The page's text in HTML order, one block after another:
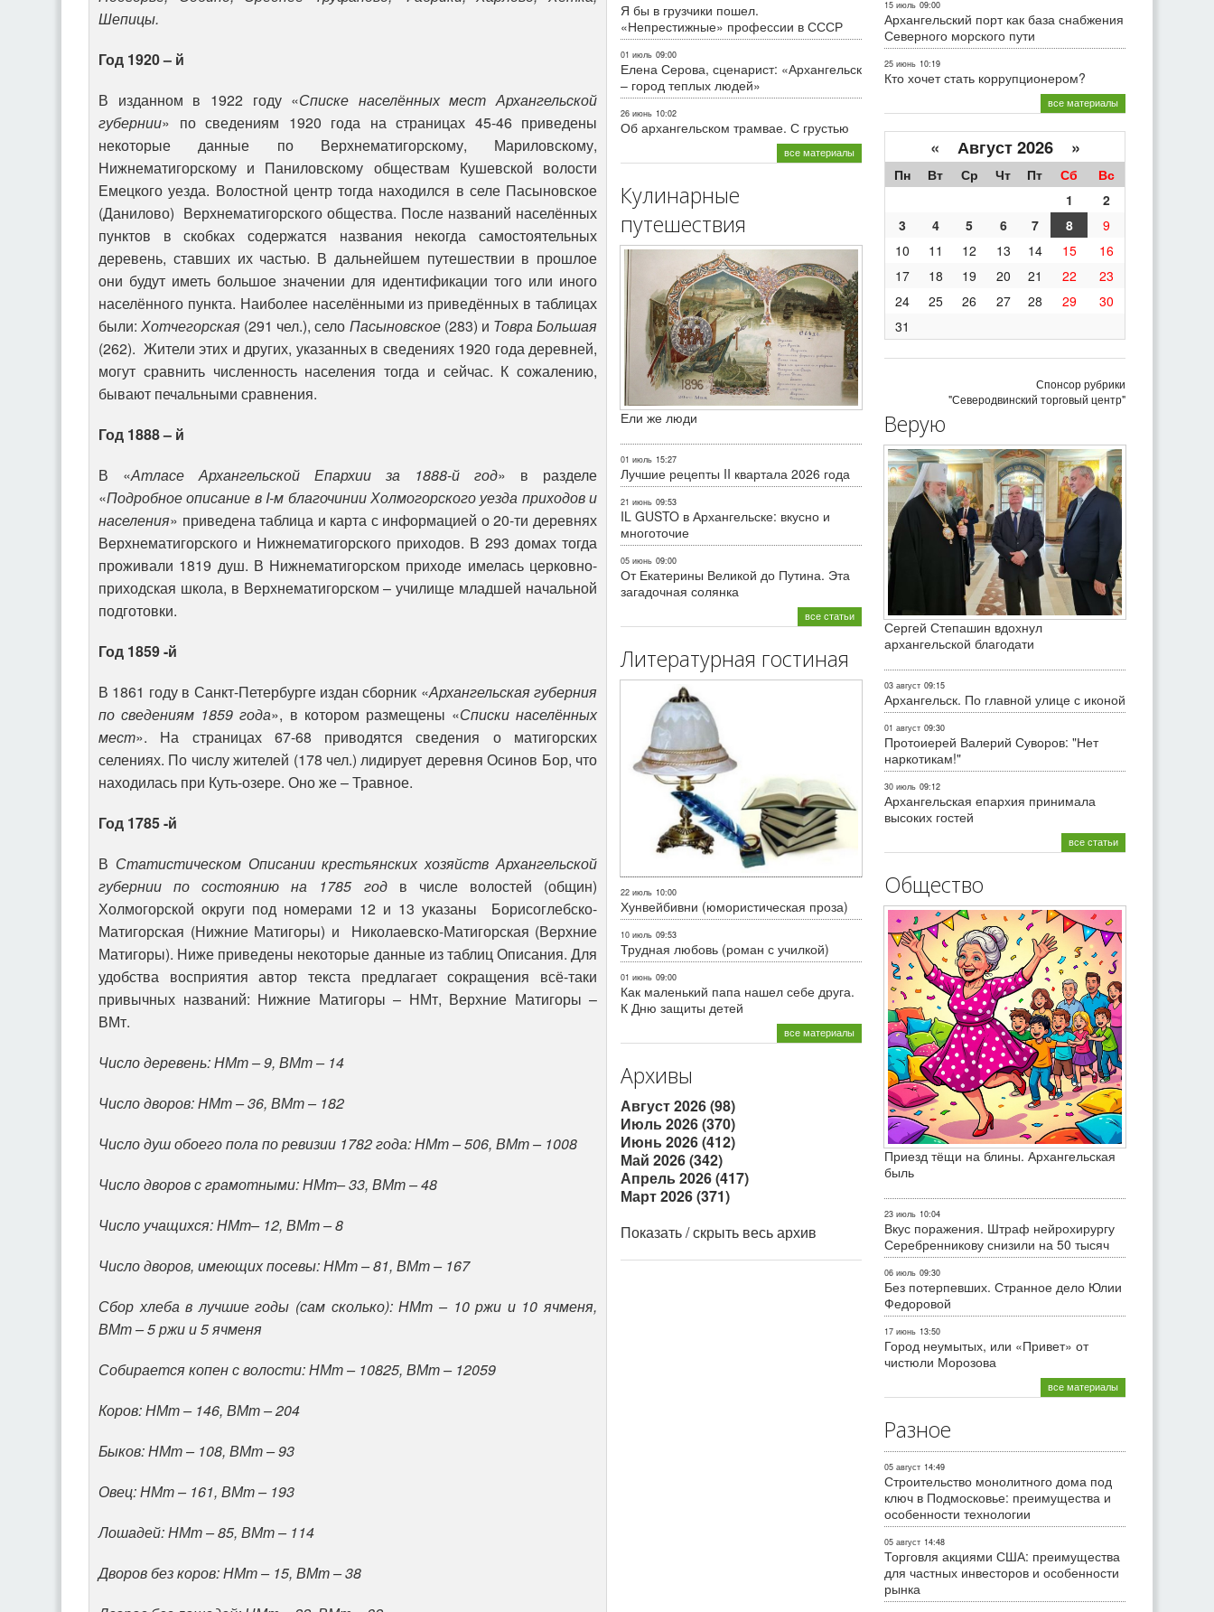
Шепицы.
Год 1920 – й
В изданном в 1922 году «Списке населённых мест Архангельской
губернии» по сведениям 1920 года на страницах 45-46 приведены
некоторые данные по Верхнематигорскому, Мариловскому,
Нижнематигорскому и Паниловскому обществам Кушевской волости
Емецкого уезда. Волостной центр тогда находился в селе Пасыновское
(Данилово) Верхнематигорского общества. После названий населённых
пунктов в скобках содержатся названия некогда самостоятельных
деревень, ставших их частью. В дальнейшем путешествии в прошлое
они будут иметь большое значении для идентификации того или иного
населённого пункта. Наиболее населёнными из приведённых в таблицах
были:Хотчегорская (291 чел.), село Пасыновское(283) и Товра Большая
(262). Жители этих и других, указанных в сведениях 1920 года деревней,
могут сравнить численность населения тогда и сейчас. К сожалению,
бывают печальными сравнения.
Год 1888 – й
В «Атласе Архангельской Епархии за 1888-й год» в разделе
«Подробное описание в I-м благочинии Холмогорского уезда приходов и
населения» приведена таблица и карта с информацией о 20-ти деревнях
Верхнематигорского и Нижнематигорского приходов. В 293 домах тогда
проживали 1819 душ. В Нижнематигорском приходе имелась церковно-
приходская школа, в Верхнематигорском – училище младшей начальной
подготовки.
Год 1859 -й
В 1861 году в Санкт-Петербурге издан сборник «Архангельская губерния
по сведениям 1859 года», в котором размещены «Списки населённых
мест». На страницах 67-68 приводятся сведения о матигорских
селениях. По числу жителей (178 чел.) лидирует деревня Осинов Бор, что
находилась при Куть-озере. Оно же – Травное.
Год 1785 -й
В Статистическом Описании крестьянских хозяйств Архангельской
губернии по состоянию на 1785 годв числе волостей (общин)
Холмогорской округи под номерами 12 и 13 указаны Борисоглебско-
Матигорская (Нижние Матигоры) и Николаевско-Матигорская (Верхние
Матигоры). Ниже приведены некоторые данные из таблиц Описания. Для
удобства восприятия автор текста предлагает сокращения всё-таки
привычных названий: Нижние Матигоры – НМт, Верхние Матигоры –
ВМт.
Число деревень: НМт – 9, ВМт – 14
Число дворов: НМт – 36, ВМт – 182
Число душ обоего пола по ревизии 1782 года: НМт – 506, ВМт – 1008
Число дворов с грамотными: НМт– 33, ВМт – 48
Число учащихся: НМт– 12, ВМт – 8
Число дворов, имеющих посевы: НМт – 81, ВМт – 167
Сбор хлеба в лучшие годы (сам сколько): НМт – 10 ржи и 10 ячменя,
ВМт – 5 ржи и 5 ячменя
Собирается копен с волости: НМт – 10825, ВМт – 12059
Коров: НМт – 146, ВМт – 204
Быков: НМт – 108, ВМт – 93
Овец: НМт – 161, ВМт – 193
Лошадей: НМт – 85, ВМт – 114
Дворов без коров: НМт – 15, ВМт – 38
Я бы в грузчики пошел.
«Непрестижные» профессии в СССР
01 июль 09:00
Елена Серова, сценарист: «Архангельск
– город теплых людей»
26 июнь 10:02
Об архангельском трамвае. С грустью
все материалы
Кулинарные
путешествия
Ели же люди
01 июль 15:27
Лучшие рецепты II квартала 2026 года
21 июнь 09:53
IL GUSTO в Архангельске: вкусно и
многоточие
05 июнь 09:00
От Екатерины Великой до Путина. Эта
загадочная солянка
все статьи
Литературная гостиная
22 июль 10:00
Хунвейбивни (юмористическая проза)
10 июль 09:53
Трудная любовь (роман с училкой)
01 июнь 09:00
Как маленький папа нашел себе друга.
К Дню защиты детей
все материалы
Архивы
Август 2026 (98)
Июль 2026 (370)
Июнь 2026 (412)
Май 2026 (342)
Апрель 2026 (417)
Март 2026 (371)
Показать / скрыть весь архив
15 июль 09:00
Архангельский порт как база снабжения
Северного морского пути
25 июнь 10:19
Кто хочет стать коррупционером?
все материалы
« Август 2026 »
Пн Вт Ср Чт Пт Сб
Вс
1
2
3
4 5 6 7 8
9
10
11 12 13 14 15
16
17
18 19 20 21 22
23
24
25 26 27 28 29
30
31
Спонсор рубрики
"Северодвинский торговый центр"
Верую
Сергей Степашин вдохнул
архангельской благодати
03 август 09:15
Архангельск. По главной улице с иконой
01 август 09:30
Протоиерей Валерий Суворов: "Нет
наркотикам!"
30 июль 09:12
Архангельская епархия принимала
высоких гостей
все статьи
Общество
Приезд тёщи на блины. Архангельская
быль
23 июль 10:04
Вкус поражения. Штраф нейрохирургу
Серебренникову снизили на 50 тысяч
06 июль 09:30
Без потерпевших. Странное дело Юлии
Федоровой
17 июнь 13:50
Город неумытых, или «Привет» от
чистюли Морозова
все материалы
Разное
05 август 14:49
Строительство монолитного дома под
ключ в Подмосковье: преимущества и
особенности технологии
05 август 14:48
Торговля акциями США: преимущества
для частных инвесторов и особенности
рынка